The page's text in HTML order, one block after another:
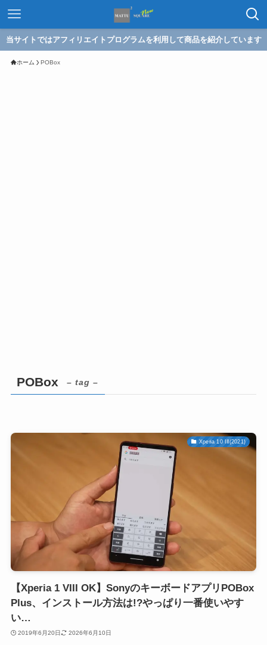
当サイトではアフィリエイトプログラムを利用して商品を紹介しています
ホーム POBox
POBox – tag –
Xperia 10 III(2021)
【Xperia 1 VIII OK】SonyのキーボードアプリPOBox
Plus、インストール方法は!?やっぱり一番使いやす
い…
2019年6月20日 2026年6月10日